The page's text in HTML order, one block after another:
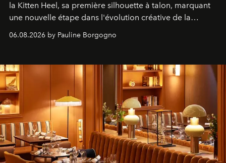
la Kitten Heel, sa première silhouette à talon, marquant
une nouvelle étape dans l'évolution créative de la
06.08.2026 by Pauline Borgogno